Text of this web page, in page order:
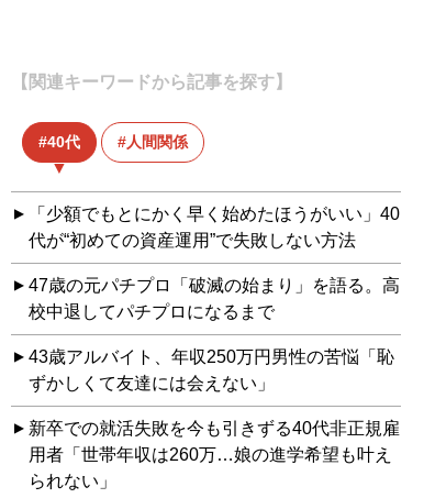
【関連キーワードから記事を探す】
40代 人間関係
「少額でもとにかく早く始めたほうがいい」40
代が“初めての資産運用”で失敗しない方法
47歳の元パチプロ「破滅の始まり」を語る。高
校中退してパチプロになるまで
43歳アルバイト、年収250万円男性の苦悩「恥
ずかしくて友達には会えない」
新卒での就活失敗を今も引きずる40代非正規雇
用者「世帯年収は260万…娘の進学希望も叶え
られない」